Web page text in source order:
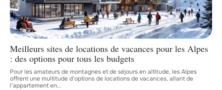
Meilleurs sites de locations de vacances pour les Alpes
: des options pour tous les budgets
Pour les amateurs de montagnes et de séjours en altitude, les Alpes
offrent une multitude d’options de locations de vacances, allant de
l’appartement en…